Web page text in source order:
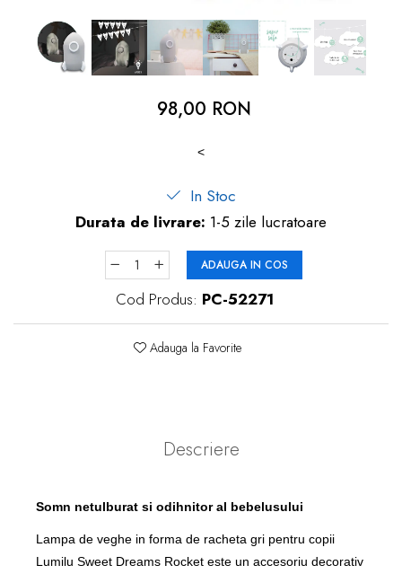
dopuri de urechi
Produse îngrijire copii
Igiena copii
98,00 RON
<
In Stoc
Durata de livrare: 1-5 zile lucratoare
ADAUGA IN COS
Cod Produs: PC-52271
Adauga la Favorite
Descriere
Somn netulburat si odihnitor al bebelusului
Lampa de veghe in forma de racheta gri pentru copii
Lumilu Sweet Dreams Rocket este un accesoriu decorativ